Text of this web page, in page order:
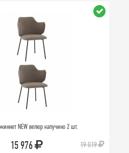
NEW велюр капучино 2 шт.
15 976 19 019